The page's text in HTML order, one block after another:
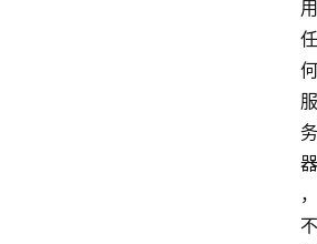
用
任
何
服
务
器
，
不